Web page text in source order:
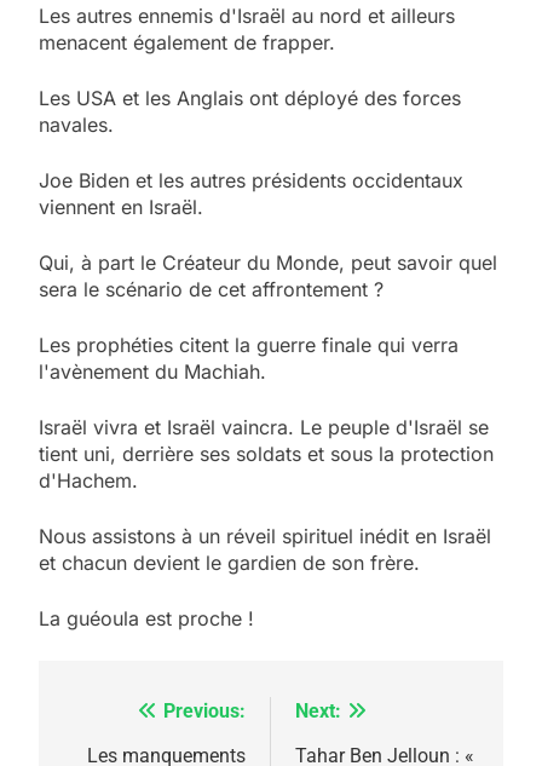
Les autres ennemis d'Israël au nord et ailleurs
menacent également de frapper.
Les USA et les Anglais ont déployé des forces
navales.
Joe Biden et les autres présidents occidentaux
viennent en Israël.
Qui, à part le Créateur du Monde, peut savoir quel
sera le scénario de cet affrontement ?
Les prophéties citent la guerre finale qui verra
l'avènement du Machiah.
Israël vivra et Israël vaincra. Le peuple d'Israël se
tient uni, derrière ses soldats et sous la protection
d'Hachem.
Nous assistons à un réveil spirituel inédit en Israël
et chacun devient le gardien de son frère.
La guéoula est proche !
NavigationPrevious:
Les manquements
Next:
Tahar Ben Jelloun : «
2025, l’année la plus
meurtrière selon le
l’antisémitisme
6
FIÈRE, DIGNE ET RÉSILIENTE :
POURQUOI JE REVENDIQUE
Zrihen-Dvir
CE QUI NOUS MANQUE –